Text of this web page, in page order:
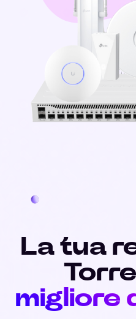
La tua
migliore